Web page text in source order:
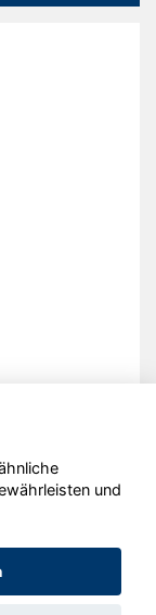
- 2026
und